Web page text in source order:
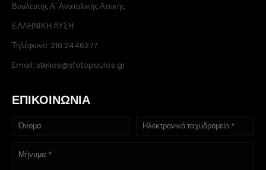
Βουλευτής Α' Ανατολικής Αττικής
ΕΛΛΗΝΙΚΗ ΛΥΣΗ
Τηλέφωνο: 210 2446277
Email: stelios@sfotopoulos.gr
ΕΠΙΚΟΙΝΩΝΙΑ